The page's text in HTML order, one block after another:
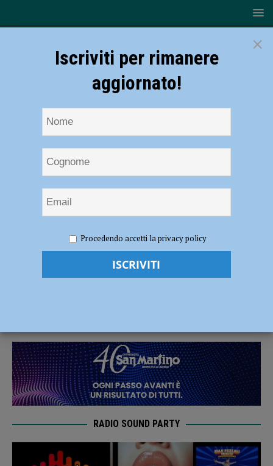
Coronavirus, 184 nuovi contagi e nessun decesso nel Piacentino
Coronavirus, 184 nuovi contagi e nessun
RADIO SOUND PARTY
×
Iscriviti per rimanere
aggiornato!
Procedendo accetti la privacy policy